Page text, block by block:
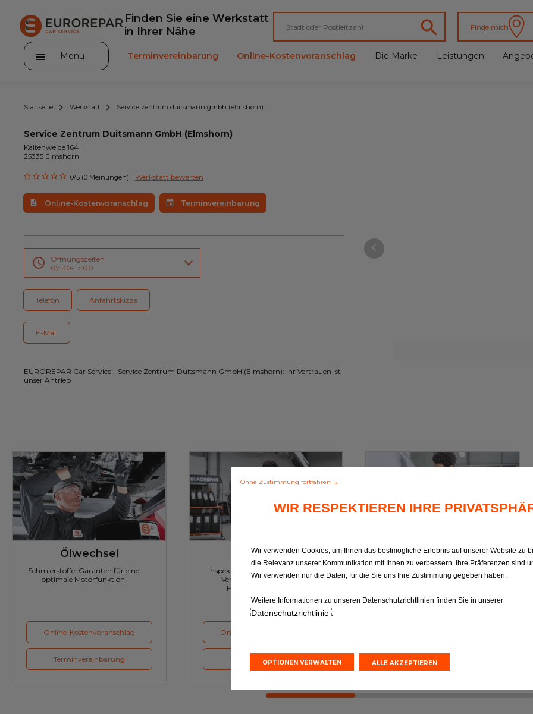
Finden Sie eine Werkstatt
in Ihrer Nähe
Finde mich
Menu
Die Marke
Leistungen
Angebote
Neuigkeiten
Unser Sortiment EUROREPAR
Terminvereinbarung Online-Kostenvoranschlag Die Marke Leistungen
Startseite Werkstatt Service zentrum duitsmann gmbh (elmshorn)
Service Zentrum Duitsmann GmbH (Elmshorn)
Kaltenweide 164
25335 Elmshorn
0/5 (0 Meinungen) Werkstatt bewerten
Online-Kostenvoranschlag Terminvereinbarung
Öffnungszeiten
07:30-17:00
Telefon Anfahrtskizze
E-Mail
EUROREPAR Car Service - Service Zentrum Duitsmann GmbH (Elmshorn): Ihr Vertrauen ist
unser Antrieb
Ölwechsel
Schmierstoffe, Garanten für eine
optimale Motorfunktion
Online-Kostenvoranschlag
Terminvereinbarung
Inspektion
Inspektion und Austausch von
Verschleißteilen gemäß
Herstellervorgaben.
Online-Kostenvoranschlag
Terminvereinbarung
Reifen
Reifen: Die entscheidende
Verbindung, die nicht
Terminvereinbarung
Ohne Zustimmung fortfahren →
WIR RESPEKTIEREN IHRE
Wir verwenden Cookies, um Ihnen das bestmögliche Erlebnis auf unserer Website zu
die Relevanz unserer Kommunikation mit Ihnen zu verbessern. Ihre Präferenzen sind
Wir verwenden nur die Daten, für die Sie uns Ihre Zustimmung gegeben haben.
Weitere Informationen zu unseren Datenschutzrichtlinien finden Sie in unserer
Datenschutzrichtlinie .
OPTIONEN VERWALTEN ALLE AKZEPTIEREN